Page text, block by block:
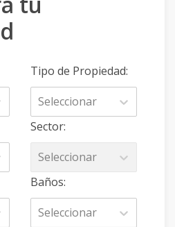
Tipo de Propiedad:
Seleccionar
Sector:
Seleccionar
Baños:
Seleccionar